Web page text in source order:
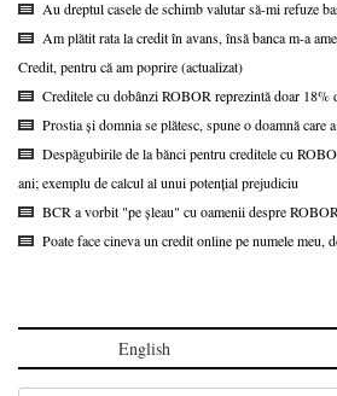
Au dreptul casele de schimb valutar să-mi refuze
Am plătit rata la credit în avans, însă banca m-a
Credit, pentru că am poprire (actualizat)
Creditele cu dobânzi ROBOR reprezintă doar
Prostia și domnia se plătesc, spune o doamnă
Despăgubirile de la bănci pentru creditele cu
ani; exemplu de calcul al unui potențial prejudiciu
BCR a vorbit "pe șleau" cu oamenii despre ROBOR
Poate face cineva un credit online pe numele meu,
English